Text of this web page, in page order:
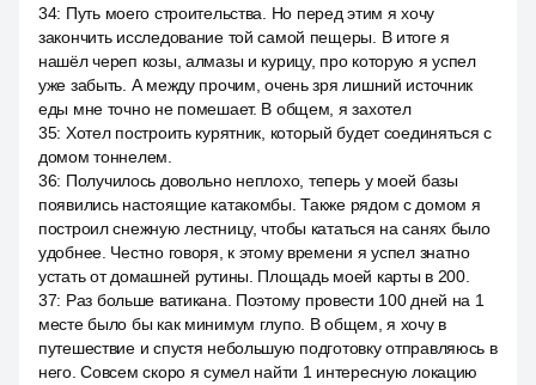
34: Путь моего строительства. Но перед этим я хочу
закончить исследование той самой пещеры. В итоге я
нашёл череп козы, алмазы и курицу, про которую я успел
уже забыть. А между прочим, очень зря лишний источник
еды мне точно не помешает. В общем, я захотел
35: Хотел построить курятник, который будет соединяться с
домом тоннелем.
36: Получилось довольно неплохо, теперь у моей базы
появились настоящие катакомбы. Также рядом с домом я
построил снежную лестницу, чтобы кататься на санях было
удобнее. Честно говоря, к этому времени я успел знатно
устать от домашней рутины. Площадь моей карты в 200.
37: Раз больше ватикана. Поэтому провести 100 дней на 1
месте было бы как минимум глупо. В общем, я хочу в
путешествие и спустя небольшую подготовку отправляюсь в
него. Совсем скоро я сумел найти 1 интересную локацию